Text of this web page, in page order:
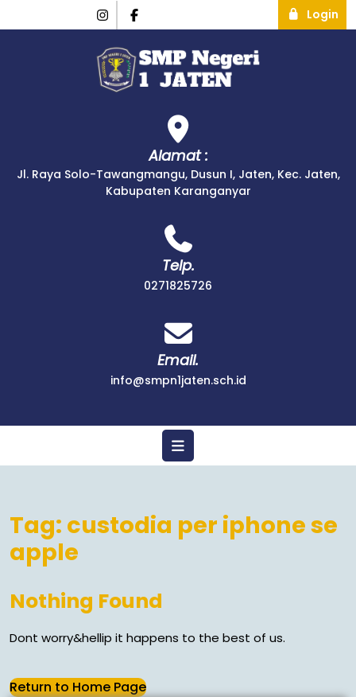
Login
Alamat :
Jl. Raya Solo-Tawangmangu, Dusun I, Jaten, Kec. Jaten,
Kabupaten Karanganyar
Telp.
0271825726
Email.
info@smpn1jaten.sch.id
Tag: custodia per iphone se
apple
Nothing Found
Dont worry&hellip it happens to the best of us.
Return to Home Page